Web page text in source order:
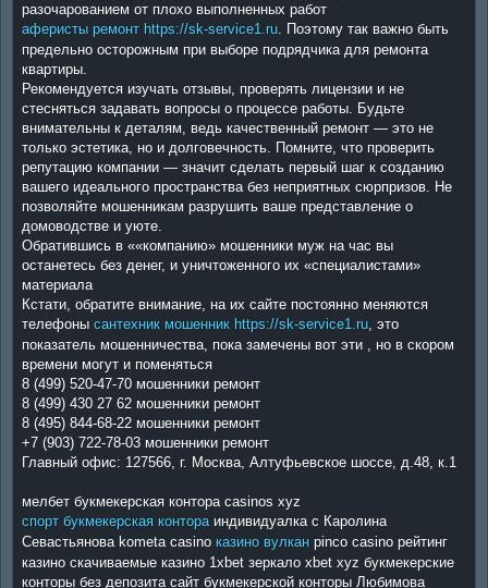
разочарованием от плохо выполненных работ
аферисты ремонт https://sk-service1.ru. Поэтому так важно быть
предельно осторожным при выборе подрядчика для ремонта
квартиры.
Рекомендуется изучать отзывы, проверять лицензии и не
стесняться задавать вопросы о процессе работы. Будьте
внимательны к деталям, ведь качественный ремонт — это не
только эстетика, но и долговечность. Помните, что проверить
репутацию компании — значит сделать первый шаг к созданию
вашего идеального пространства без неприятных сюрпризов. Не
позволяйте мошенникам разрушить ваше представление о
домоводстве и уюте.
Обратившись в ««компанию» мошенники муж на час вы
останетесь без денег, и уничтоженного их «специалистами»
материала
Кстати, обратите внимание, на их сайте постоянно меняются
телефоны сантехник мошенник https://sk-service1.ru, это
показатель мошенничества, пока замечены вот эти , но в скором
времени могут и поменяться
8 (499) 520-47-70 мошенники ремонт
8 (499) 430 27 62 мошенники ремонт
8 (495) 844-68-22 мошенники ремонт
+7 (903) 722-78-03 мошенники ремонт
Главный офис: 127566, г. Москва, Алтуфьевское шоссе, д.48, к.1
мелбет букмекерская контора casinos xyz
спорт букмекерская контораиндивидуалка с Каролина
Севастьянова kometa casino казино вулкан pinco casino рейтинг
казино скачиваемые казино 1xbet зеркало xbet xyz букмекерские
конторы без депозита сайт букмекерской конторы Любимова